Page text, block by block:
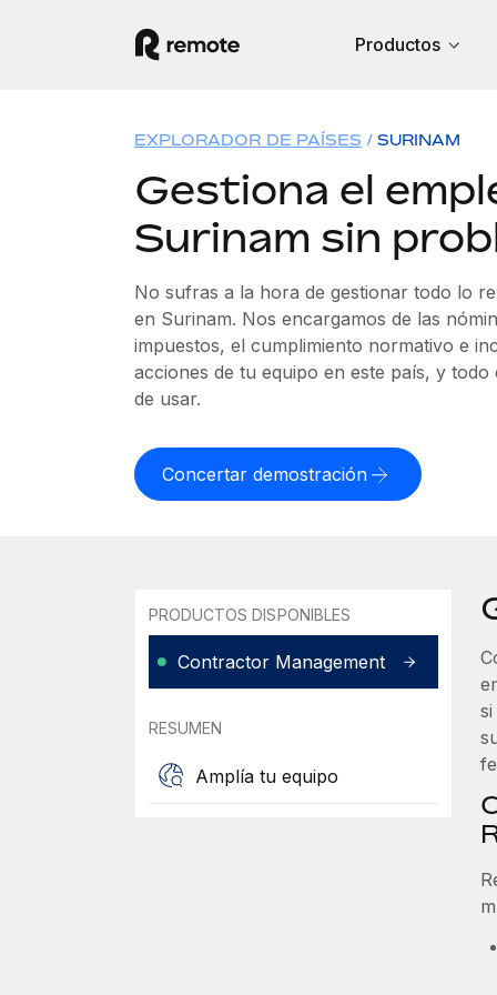
Productos
EXPLORADOR DE PAÍSES SURINAM
Gestiona el
Surinam sin
No sufras a la hora de gestionar todo lo
en Surinam. Nos encargamos de las
impuestos, el cumplimiento normativo e
acciones de tu equipo en este país, y
de usar.
Concertar demostración
PRODUCTOS DISPONIBLES
Contractor Management
RESUMEN
Amplía tu equipo